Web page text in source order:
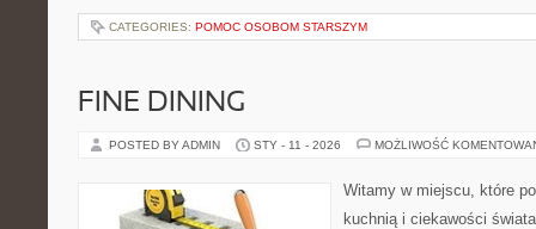
CATEGORIES: POMOC OSOBOM STARSZYM
FINE DINING
POSTED BY ADMIN STY - 11 - 2026 MOŻLIWOŚĆ
Witamy w miejscu, które
kuchnią i ciekawości